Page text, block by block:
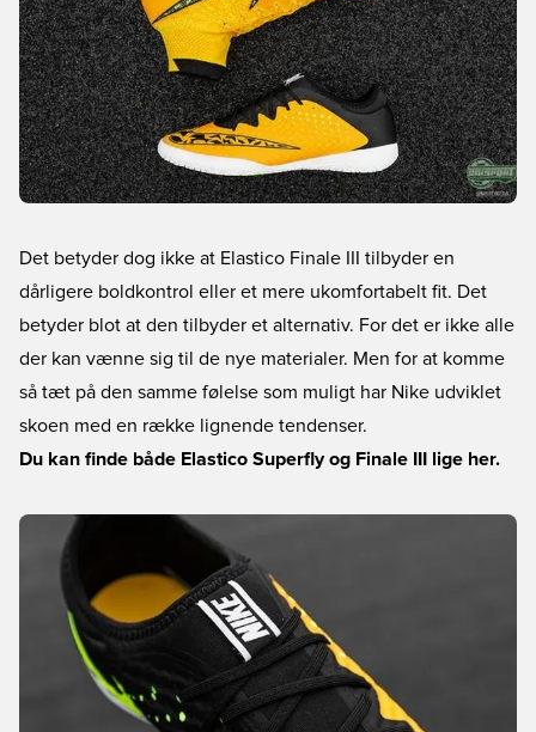
Det betyder dog ikke at Elastico Finale III tilbyder en
dårligere boldkontrol eller et mere ukomfortabelt fit. Det
betyder blot at den tilbyder et alternativ. For det er ikke alle
der kan vænne sig til de nye materialer. Men for at komme
så tæt på den samme følelse som muligt har Nike udviklet
skoen med en række lignende tendenser.
Du kan finde både Elastico Superfly og Finale III lige her.